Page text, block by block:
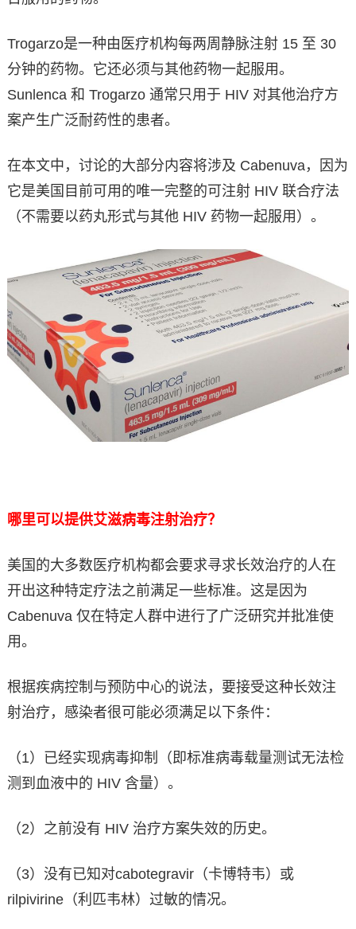
Trogarzo是一种由医疗机构每两周静脉注射 15 至 30
分钟的药物。它还必须与其他药物一起服用。
Sunlenca 和 Trogarzo 通常只用于 HIV 对其他治疗方
案产生广泛耐药性的患者。
在本文中，讨论的大部分内容将涉及 Cabenuva，因为
它是美国目前可用的唯一完整的可注射 HIV 联合疗法
（不需要以药丸形式与其他 HIV 药物一起服用）。
哪里可以提供艾滋病毒注射治疗？
美国的大多数医疗机构都会要求寻求长效治疗的人在
开出这种特定疗法之前满足一些标准。这是因为
Cabenuva 仅在特定人群中进行了广泛研究并批准使
用。
根据疾病控制与预防中心的说法，要接受这种长效注
射治疗，感染者很可能必须满足以下条件：
（1）已经实现病毒抑制（即标准病毒载量测试无法检
测到血液中的 HIV 含量）。
（2）之前没有 HIV 治疗方案失效的历史。
（3）没有已知对cabotegravir（卡博特韦）或
rilpivirine（利匹韦林）过敏的情况。